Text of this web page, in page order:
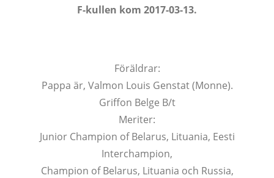
F-kullen kom 2017-03-13.
Föräldrar:
Pappa är, Valmon Louis Genstat (Monne).
Griffon Belge B/t
Meriter:
Junior Champion of Belarus, Lituania, Eesti
Interchampion,
Champion of Belarus, Lituania och Russia,